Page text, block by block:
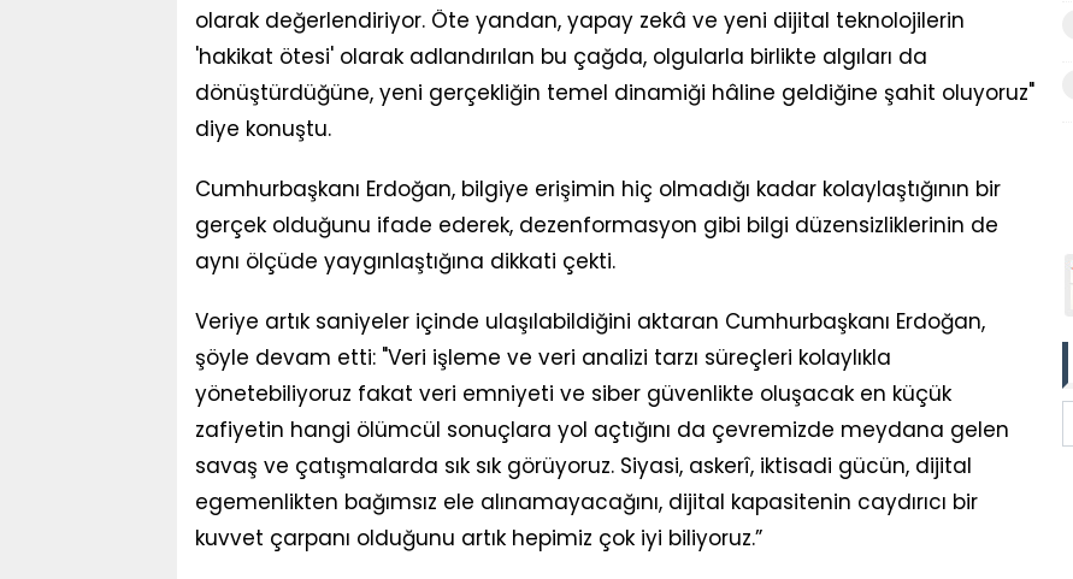
olarak değerlendiriyor. Öte yandan, yapay zekâ ve yeni dijital teknolojilerin
'hakikat ötesi' olarak adlandırılan bu çağda, olgularla birlikte algıları da
dönüştürdüğüne, yeni gerçekliğin temel dinamiği hâline geldiğine şahit oluyoruz"
diye konuştu.
Cumhurbaşkanı Erdoğan, bilgiye erişimin hiç olmadığı kadar kolaylaştığının bir
gerçek olduğunu ifade ederek, dezenformasyon gibi bilgi düzensizliklerinin de
aynı ölçüde yaygınlaştığına dikkati çekti.
Veriye artık saniyeler içinde ulaşılabildiğini aktaran Cumhurbaşkanı Erdoğan,
şöyle devam etti: "Veri işleme ve veri analizi tarzı süreçleri kolaylıkla
yönetebiliyoruz fakat veri emniyeti ve siber güvenlikte oluşacak en küçük
zafiyetin hangi ölümcül sonuçlara yol açtığını da çevremizde meydana gelen
savaş ve çatışmalarda sık sık görüyoruz. Siyasi, askerî, iktisadi gücün, dijital
egemenlikten bağımsız ele alınamayacağını, dijital kapasitenin caydırıcı bir
kuvvet çarpanı olduğunu artık hepimiz çok iyi biliyoruz.”